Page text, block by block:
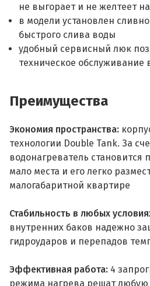
не выгорает и не желтеет
в модели установлен
быстрого слива воды
удобный сервисный люк
техническое обслуживание
Преимущества
Экономия пространства:
технологии Double Tank. За
водонагреватель становится
мало места и его легко
малогабаритной квартире
Стабильность в любых
внутренних баков надежно
гидроударов и перепадов
Эффективная работа: 4
режима нагрева решат любую